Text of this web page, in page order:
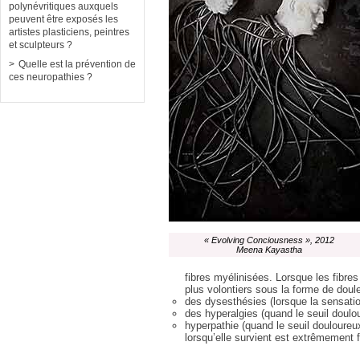
« Evolving Conciousness », 2012
Meena Kayastha
fibres myélinisées. Lorsque les
plus volontiers sous la forme de
des dysesthésies (lorsque la
des hyperalgies (quand le seuil
hyperpathie (quand le seuil
lorsqu’elle survient est extrêmement
polynévritiques auxquels
peuvent être exposés les
artistes plasticiens, peintres
et sculpteurs ?
Quelle est la prévention de
ces neuropathies ?